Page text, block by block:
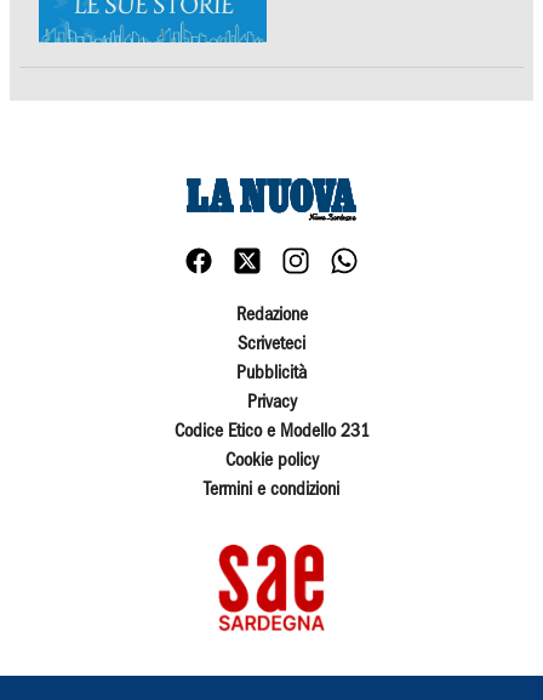
Redazione
Scriveteci
Pubblicità
Privacy
Codice Etico e Modello 231
Cookie policy
Termini e condizioni